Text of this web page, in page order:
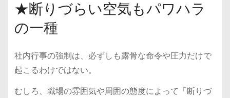
★断りづらい空気もパワハラ
の一種
社内行事の強制は、必ずしも露骨な命令や圧力だけで
起こるわけではない。
むしろ、職場の雰囲気や周囲の態度によって「断りづ